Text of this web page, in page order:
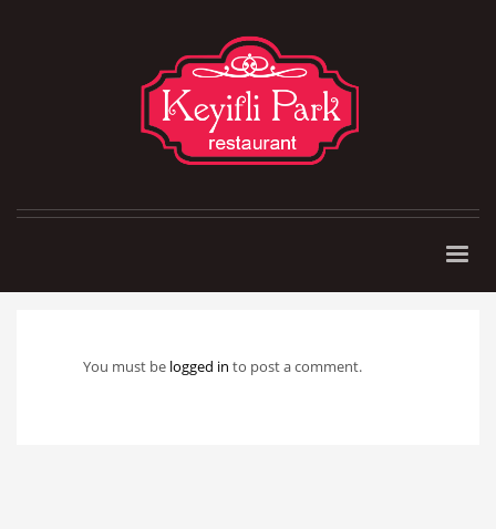
You must be logged in to post a comment.